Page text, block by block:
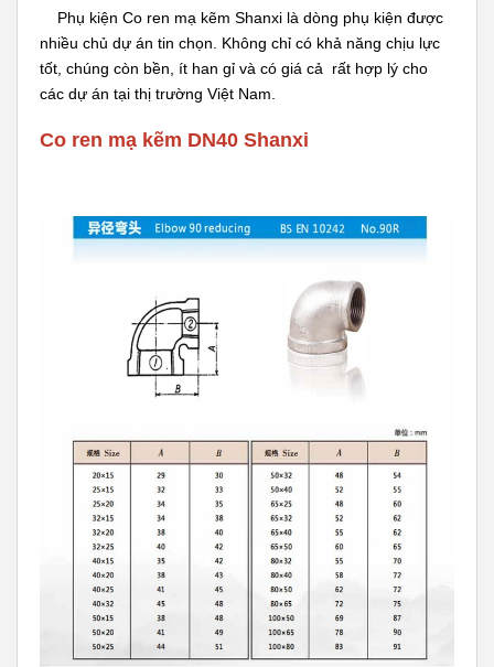
Phụ kiện Co ren mạ kẽm Shanxi là dòng phụ kiện được
nhiều chủ dự án tin chọn. Không chỉ có khả năng chịu lực
tốt, chúng còn bền, ít han gỉ và có giá cả rất hợp lý cho
các dự án tại thị trường Việt Nam.
Co ren mạ kẽm DN40 Shanxi